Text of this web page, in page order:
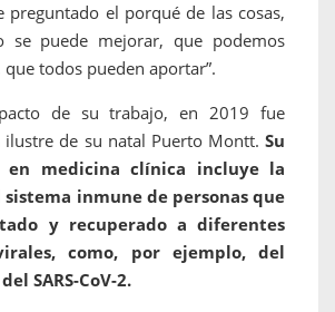
preguntado el porqué de las cosas,
se puede mejorar, que podemos
que todos pueden aportar”.
de su trabajo, en 2019 fue
de su natal Puerto Montt. Su
en medicina clínica incluye la
sistema inmune de personas que
y recuperado a diferentes
como, por ejemplo, del
SARS-CoV-2.